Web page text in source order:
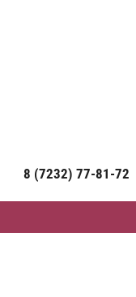
8 (7232) 77-81-72